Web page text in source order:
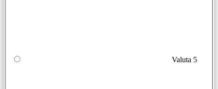
Valuta 5